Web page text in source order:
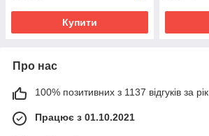
Купити
Про нас
100% позитивних з 1137 відгуків за рік
Працює з 01.10.2021